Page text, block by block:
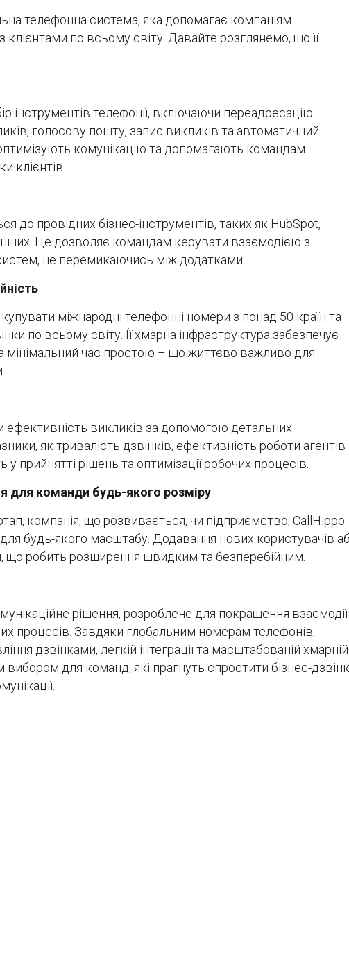
телефонна система, яка допомагає компаніям
по всьому світу. Давайте розглянемо, що її
інструментів телефонії, включаючи переадресацію
голосову пошту, запис викликів та автоматичний
комунікацію та допомагають командам
клієнтів.
до провідних бізнес-інструментів, таких як HubSpot,
Це дозволяє командам керувати взаємодією з
не перемикаючись між додатками.
міжнародні телефонні номери з понад 50 країн та
по всьому світу. Її хмарна інфраструктура забезпечує
мінімальний час простою – що життєво важливо для
ефективність викликів за допомогою детальних
як тривалість дзвінків, ефективність роботи агентів
прийнятті рішень та оптимізації робочих процесів.
для команди будь-якого розміру
компанія, що розвивається, чи підприємство, CallHippo
будь-якого масштабу. Додавання нових користувачів
що робить розширення швидким та безперебійним.
рішення, розроблене для покращення взаємодії
процесів. Завдяки глобальним номерам телефонів,
дзвінками, легкій інтеграції та масштабованій хмарній
для команд, які прагнуть спростити бізнес-